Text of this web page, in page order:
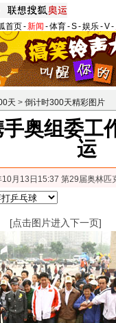
首页-新闻 -体育-S-娱乐-V-
天 > 倒计时300天精彩图片
奥组委工
运
月13日15:37 第29届奥林匹
[点击图片进入下一页]